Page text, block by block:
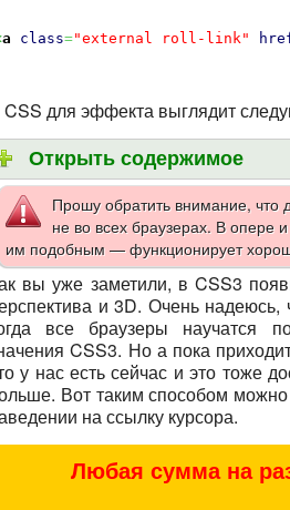
a class="external roll-link"
для эффекта выглядит
Прошу обратить внимание, что
не во всех браузерах. В опере
им подобным — функционирует
вы уже заметили, в CSS3
и 3D. Очень надеюсь,
все браузеры научатся
CSS3. Но а пока
у нас есть сейчас и это тоже
Вот таким способом
на ссылку курсора.
Любая сумма на